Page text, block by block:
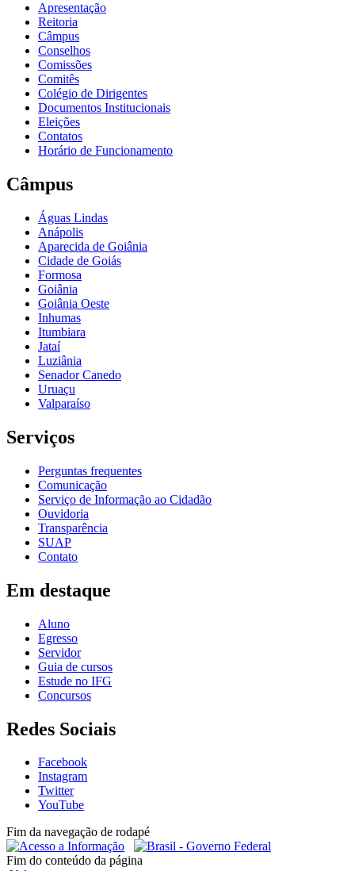
Apresentação
Reitoria
Câmpus
Conselhos
Comissões
Comitês
Colégio de Dirigentes
Documentos Institucionais
Eleições
Contatos
Horário de Funcionamento
Câmpus
Águas Lindas
Anápolis
Aparecida de Goiânia
Cidade de Goiás
Formosa
Goiânia
Goiânia Oeste
Inhumas
Itumbiara
Jataí
Luziânia
Senador Canedo
Uruaçu
Valparaíso
Serviços
Perguntas frequentes
Comunicação
Serviço de Informação ao Cidadão
Ouvidoria
Transparência
SUAP
Contato
Em destaque
Aluno
Egresso
Servidor
Guia de cursos
Estude no IFG
Concursos
Redes Sociais
Facebook
Instagram
Twitter
YouTube
Fim da navegação de rodapé
Fim do conteúdo da página